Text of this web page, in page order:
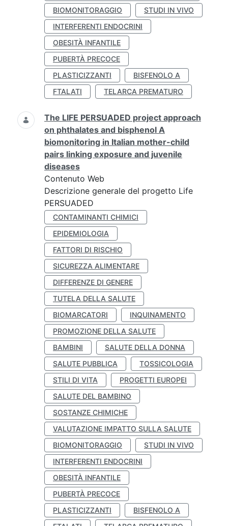
BIOMONITORAGGIO
STUDI IN VIVO
INTERFERENTI ENDOCRINI
OBESITÀ INFANTILE
PUBERTÀ PRECOCE
PLASTICIZZANTI
BISFENOLO A
FTALATI
TELARCA PREMATURO
The LIFE PERSUADED project approach
on phthalates and bisphenol A
biomonitoring in Italian mother-child
pairs linking exposure and juvenile
diseases
Contenuto Web
Descrizione generale del progetto Life
PERSUADED
CONTAMINANTI CHIMICI
EPIDEMIOLOGIA
FATTORI DI RISCHIO
SICUREZZA ALIMENTARE
DIFFERENZE DI GENERE
TUTELA DELLA SALUTE
BIOMARCATORI
INQUINAMENTO
PROMOZIONE DELLA SALUTE
BAMBINI
SALUTE DELLA DONNA
SALUTE PUBBLICA
TOSSICOLOGIA
STILI DI VITA
PROGETTI EUROPEI
SALUTE DEL BAMBINO
SOSTANZE CHIMICHE
VALUTAZIONE IMPATTO SULLA SALUTE
BIOMONITORAGGIO
STUDI IN VIVO
INTERFERENTI ENDOCRINI
OBESITÀ INFANTILE
PUBERTÀ PRECOCE
PLASTICIZZANTI
BISFENOLO A